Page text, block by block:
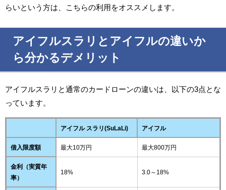
らいという方は、こちらの利用をオススメします。
アイフルスラリとアイフルの違いか
ら分かるデメリット
アイフルスラリと通常のカードローンの違いは、以下の3点とな
っています。
アイフル スラリ(SuLaLi) アイフル
借入限度額 最大10万円 最大800万円
金利（実質年
率）
18% 3.0～18%